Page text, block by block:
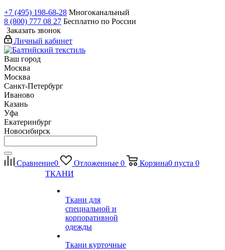
+7 (495) 198-68-28 Многоканальный
8 (800) 777 08 27 Бесплатно по России
Заказать звонок
Личный кабинет
Ваш город
Москва
Москва
Санкт-Петербург
Иваново
Казань
Уфа
Екатеринбург
Новосибирск
Сравнение0 Отложенные 0 Корзина0 пуста 0
ТКАНИ
Ткани для
специальной и
корпоративной
одежды
Ткани курточные